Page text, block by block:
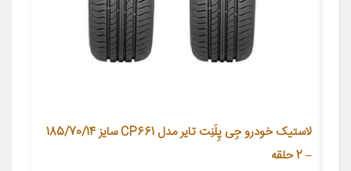
لاستیک خودرو جِی‌ پِلَنِت تایر مدل CP661 سایز 185/70/14
– 2 حلقه